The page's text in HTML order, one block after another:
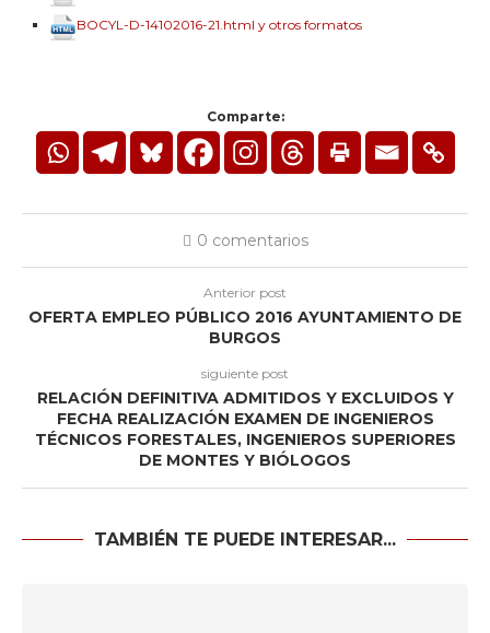
BOCYL-D-14102016-21.html y otros formatos
Comparte:
0 comentarios
Anterior post
OFERTA EMPLEO PÚBLICO 2016 AYUNTAMIENTO DE
BURGOS
siguiente post
RELACIÓN DEFINITIVA ADMITIDOS Y EXCLUIDOS Y
FECHA REALIZACIÓN EXAMEN DE INGENIEROS
TÉCNICOS FORESTALES, INGENIEROS SUPERIORES
DE MONTES Y BIÓLOGOS
TAMBIÉN TE PUEDE INTERESAR...